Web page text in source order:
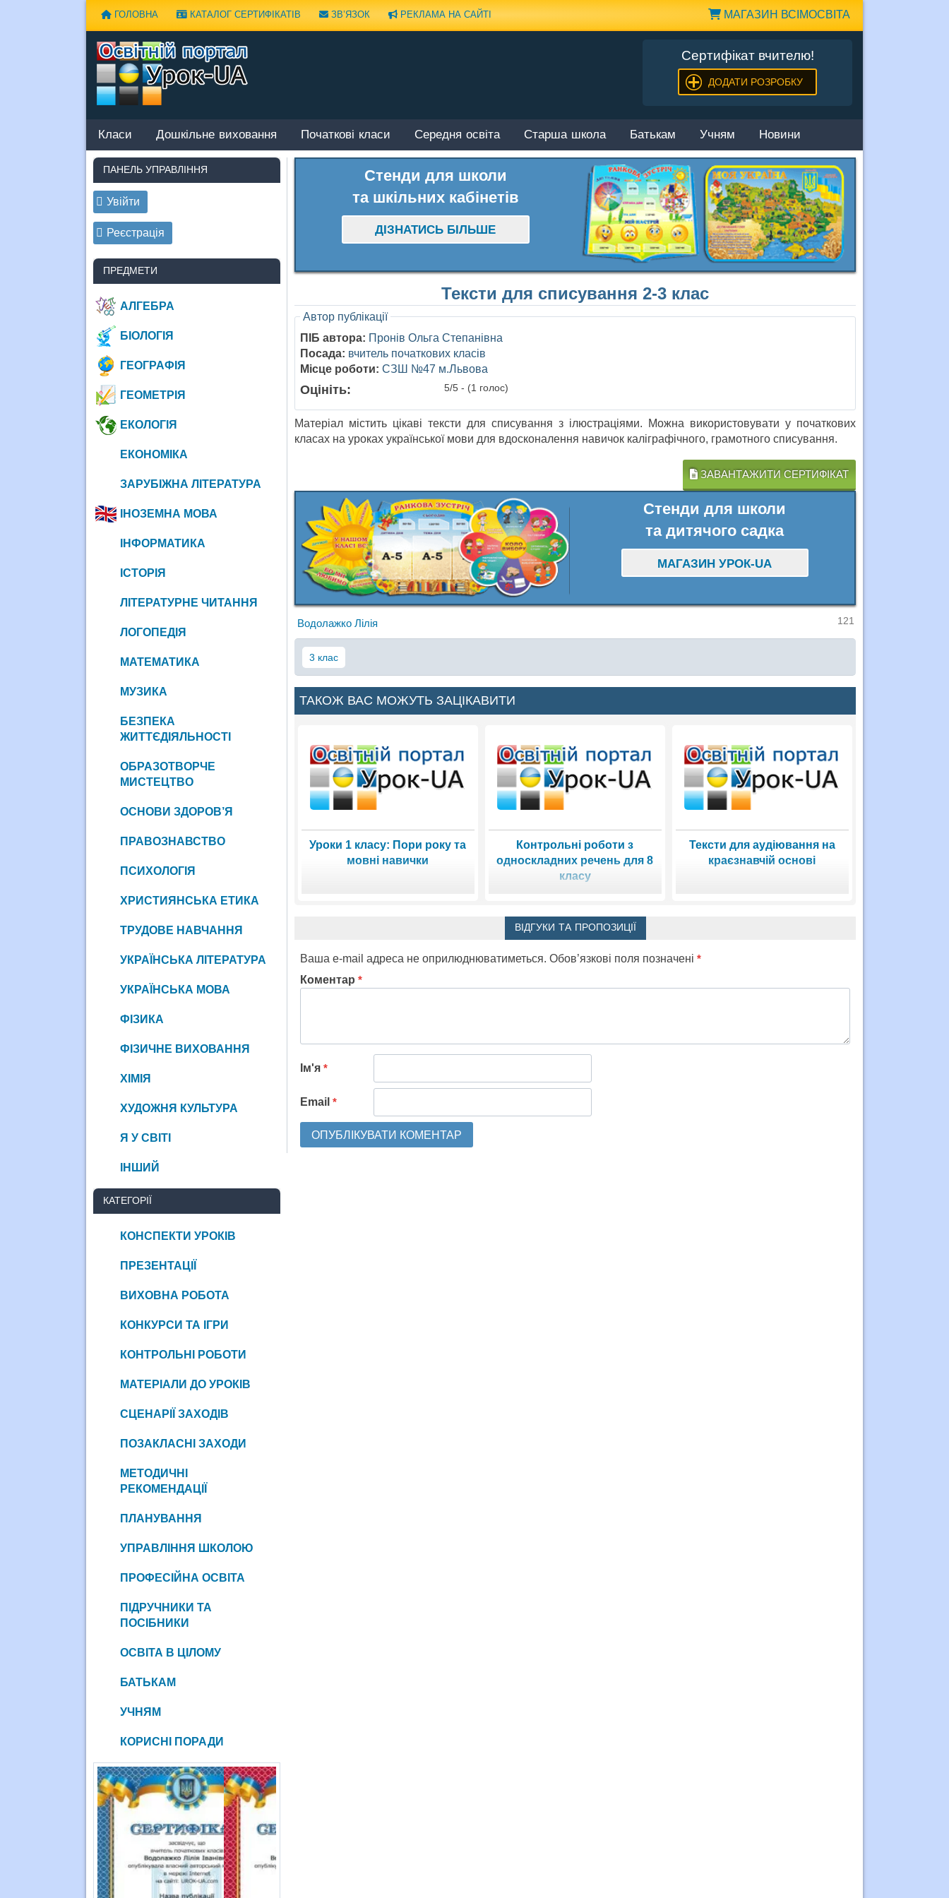
МАГАЗИН ВСІМОСВІТА
ГОЛОВНА КАТАЛОГ СЕРТИФІКАТІВ ЗВ’ЯЗОК РЕКЛАМА НА САЙТІ
Сертифікат вчителю!
ДОДАТИ РОЗРОБКУ
Класи Дошкільне виховання Початкові класи Середня освіта Старша школа Батькам Учням Новини
Стенди для школи
та шкільних кабінетів
ДІЗНАТИСЬ БІЛЬШЕ
Тексти для списування 2-3 клас
Автор публікації
ПІБ автора: Пронів Ольга Степанівна
Посада: вчитель початкових класів
Місце роботи: СЗШ №47 м.Львова
Оцініть: 5/5 - (1 голос)
Матеріал містить цікаві тексти для списування з ілюстраціями. Можна використовувати у початкових
класах на уроках української мови для вдосконалення навичок каліграфічного, грамотного списування.
ЗАВАНТАЖИТИ СЕРТИФІКАТ
Стенди для школи
та дитячого садка
МАГАЗИН УРОК-UA
Водолажко Лілія 121
3 клас
ТАКОЖ ВАС МОЖУТЬ ЗАЦІКАВИТИ
Уроки 1 класу: Пори року та
мовні навички
Контрольні роботи з
односкладних речень для 8
класу
Тексти для аудіювання на
краєзнавчій основі
ВІДГУКИ ТА ПРОПОЗИЦІЇ
Ваша e-mail адреса не оприлюднюватиметься. Обов’язкові поля позначені *
Коментар *
Ім'я *
Email *
ПАНЕЛЬ УПРАВЛІННЯ
Увійти
Реєстрація
ПРЕДМЕТИ
АЛГЕБРА
БІОЛОГІЯ
ГЕОГРАФІЯ
ГЕОМЕТРІЯ
ЕКОЛОГІЯ
ЕКОНОМІКА
ЗАРУБІЖНА ЛІТЕРАТУРА
ІНОЗЕМНА МОВА
ІНФОРМАТИКА
ІСТОРІЯ
ЛІТЕРАТУРНЕ ЧИТАННЯ
ЛОГОПЕДІЯ
МАТЕМАТИКА
МУЗИКА
БЕЗПЕКА
ЖИТТЄДІЯЛЬНОСТІ
ОБРАЗОТВОРЧЕ
МИСТЕЦТВО
ОСНОВИ ЗДОРОВ’Я
ПРАВОЗНАВСТВО
ПСИХОЛОГІЯ
ХРИСТИЯНСЬКА ЕТИКА
ТРУДОВЕ НАВЧАННЯ
УКРАЇНСЬКА ЛІТЕРАТУРА
УКРАЇНСЬКА МОВА
ФІЗИКА
ФІЗИЧНЕ ВИХОВАННЯ
ХІМІЯ
ХУДОЖНЯ КУЛЬТУРА
Я У СВІТІ
ІНШИЙ
КАТЕГОРІЇ
КОНСПЕКТИ УРОКІВ
ПРЕЗЕНТАЦІЇ
ВИХОВНА РОБОТА
КОНКУРСИ ТА ІГРИ
КОНТРОЛЬНІ РОБОТИ
МАТЕРІАЛИ ДО УРОКІВ
СЦЕНАРІЇ ЗАХОДІВ
ПОЗАКЛАСНІ ЗАХОДИ
МЕТОДИЧНІ
РЕКОМЕНДАЦІЇ
ПЛАНУВАННЯ
УПРАВЛІННЯ ШКОЛОЮ
ПРОФЕСІЙНА ОСВІТА
ПІДРУЧНИКИ ТА
ПОСІБНИКИ
ОСВІТА В ЦІЛОМУ
БАТЬКАМ
УЧНЯМ
КОРИСНІ ПОРАДИ